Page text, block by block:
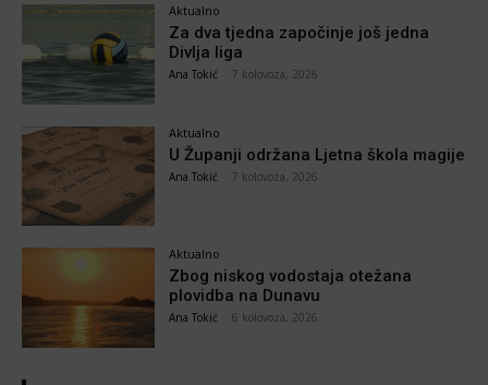
Aktualno
Za dva tjedna započinje još jedna
Divlja liga
Ana Tokić 7 kolovoza, 2026
Aktualno
U Županji održana Ljetna škola magije
Ana Tokić 7 kolovoza, 2026
Aktualno
Zbog niskog vodostaja otežana
plovidba na Dunavu
Ana Tokić 6 kolovoza, 2026